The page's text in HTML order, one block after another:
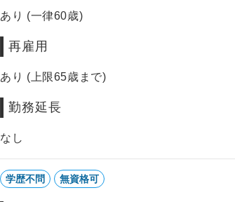
あり (一律60歳)
再雇用
あり (上限65歳まで)
勤務延長
なし
学歴不問 無資格可